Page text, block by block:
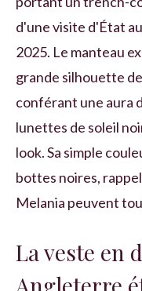
d'une visite d'État
2025. Le manteau
grande silhouette
conférant une aura
lunettes de soleil
look. Sa simple
bottes noires,
Melania peuvent
La veste en